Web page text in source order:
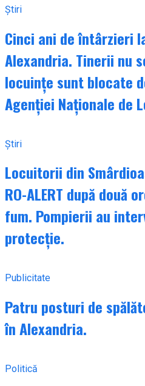
Știri
Cinci ani de întârzieri
Alexandria. Tinerii nu
locuințe sunt blocate
Agenției Naționale de
Știri
Locuitorii din
RO-ALERT după două
fum. Pompierii au
protecție.
Publicitate
Patru posturi de
în Alexandria.
Politică